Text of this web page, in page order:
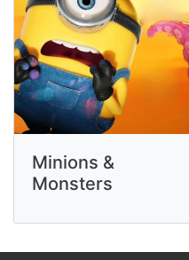
Minions &
Monsters